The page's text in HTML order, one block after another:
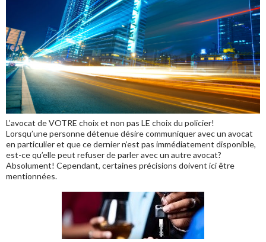
L’avocat de VOTRE choix et non pas LE choix du policier!
Lorsqu’une personne détenue désire communiquer avec un avocat
en particulier et que ce dernier n’est pas immédiatement disponible,
est-ce qu’elle peut refuser de parler avec un autre avocat?
Absolument! Cependant, certaines précisions doivent ici être
mentionnées.